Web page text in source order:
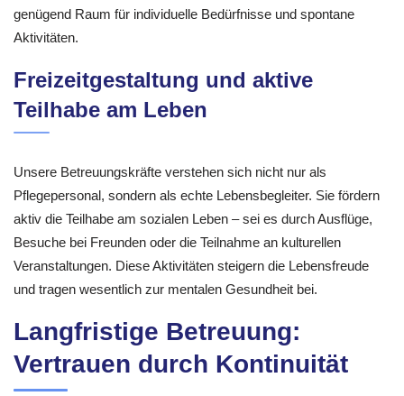
genügend Raum für individuelle Bedürfnisse und spontane
Aktivitäten.
Freizeitgestaltung und aktive
Teilhabe am Leben
Unsere Betreuungskräfte verstehen sich nicht nur als
Pflegepersonal, sondern als echte Lebensbegleiter. Sie fördern
aktiv die Teilhabe am sozialen Leben – sei es durch Ausflüge,
Besuche bei Freunden oder die Teilnahme an kulturellen
Veranstaltungen. Diese Aktivitäten steigern die Lebensfreude
und tragen wesentlich zur mentalen Gesundheit bei.
Langfristige Betreuung:
Vertrauen durch Kontinuität